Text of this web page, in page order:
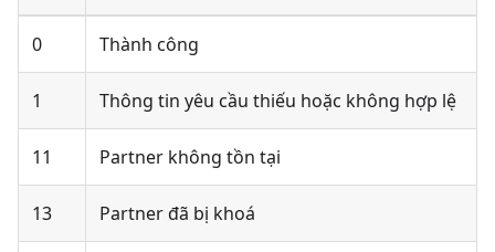
0 Thành công
1 Thông tin yêu cầu thiếu hoặc không hợp lệ
11 Partner không tồn tại
13 Partner đã bị khoá